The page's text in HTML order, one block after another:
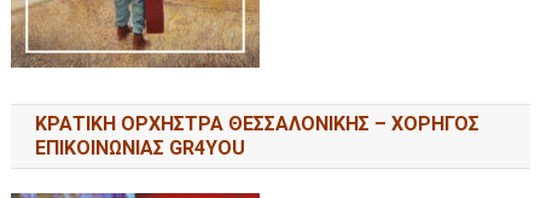
ΚΡΑΤΙΚΗ ΟΡΧΗΣΤΡΑ ΘΕΣΣΑΛΟΝΙΚΗΣ – ΧΟΡΗΓΟΣ
ΕΠΙΚΟΙΝΩΝΙΑΣ GR4YOU